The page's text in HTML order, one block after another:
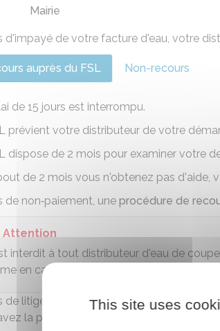
Mairie
d'impayé de votre facture d'eau, votre
auprès du FSL Non-recours
de 15 jours est interrompu.
prévient votre distributeur de votre
dispose de 2 mois pour examiner votre
de 2 mois vous n'obtenez pas d'aide,
de non‑paiement, une procédure de
Attention
interdit à tout distributeur d'eau de
en cas d'impayé et cela tout au long de
de litige avec votre distributeur, par
la possibilité de saisir le
This site uses